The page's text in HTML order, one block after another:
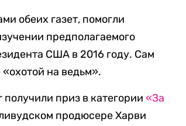
обеих газет, помогли
предполагаемого
США в 2016 году. Сам
на ведьм».
получили приз в категории«За
продюсере Харви